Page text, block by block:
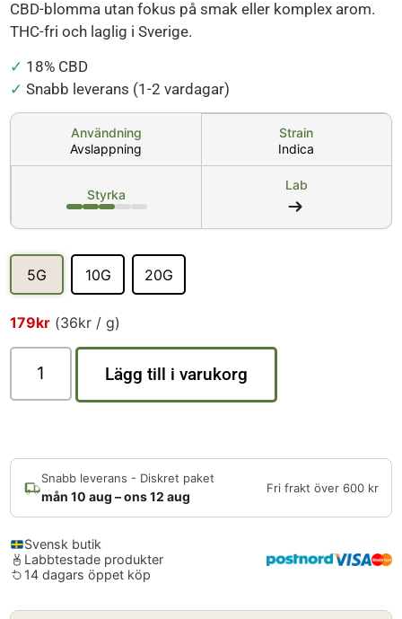
CBD-blomma utan fokus på smak eller komplex arom.
THC-fri och laglig i Sverige.
✓ 18% CBD
✓ Snabb leverans (1-2 vardagar)
Användning
Avslappning
Strain
Indica
Styrka
Lab
5G
5G
10G
10G
20G
20G
179kr (36kr / g)
Lägg till i varukorg
Snabb leverans - Diskret paket
mån 10 aug – ons 12 aug
Fri frakt över 600 kr
Svensk butik
Labbtestade produkter
14 dagars öppet köp